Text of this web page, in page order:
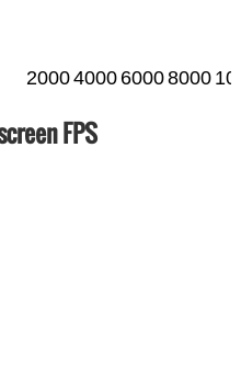
20004000 60008000
FPS